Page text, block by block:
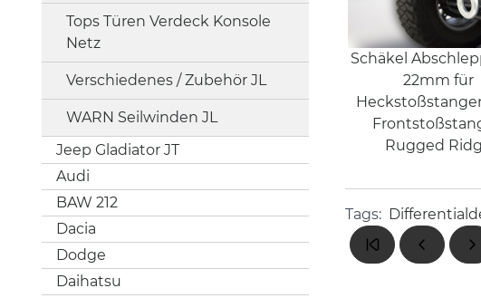
Tops Türen Verdeck Konsole
Netz
Verschiedenes / Zubehör JL
WARN Seilwinden JL
Jeep Gladiator JT
Audi
BAW 212
Dacia
Dodge
Daihatsu
Schäkel
22mm für
Rugged
Tags: